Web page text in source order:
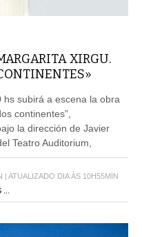
XIRGU.
hs subirá a escena la obra
continentes”,
la dirección de Javier
Teatro Auditorium,
| ATUALIZADO DIA ÀS 10H55MIN